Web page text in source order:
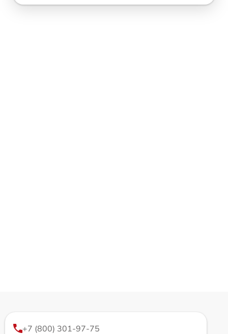
+7 (800) 301-97-75